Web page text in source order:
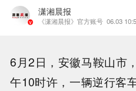
潇湘晨报
《潇湘晨报》官方账号 06.03
6月2日，安徽马鞍山市
午10时许，一辆逆行客